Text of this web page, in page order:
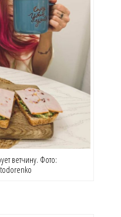
ветчину. Фото: